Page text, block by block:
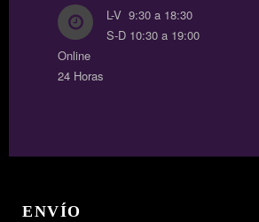
L-V 9:30 a 18:30
S-D 10:30 a 19:00
Online
24 Horas
ENVÍO